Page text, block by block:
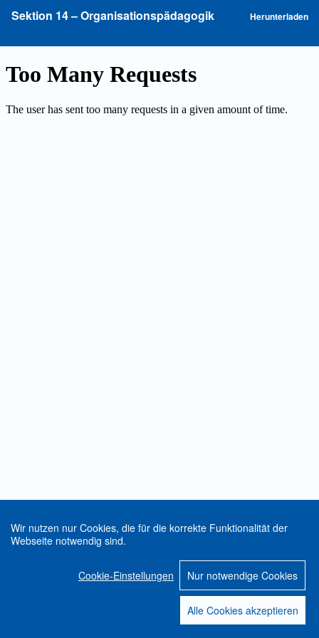
Wir nutzen nur Cookies, die für die korrekte Funktionalität der
Webseite notwendig sind.
Cookie-Einstellungen Nur notwendige Cookies
Alle Cookies akzeptieren
Artikeldetails
Sektion 14 – Organisationspädagogik Herunterladen